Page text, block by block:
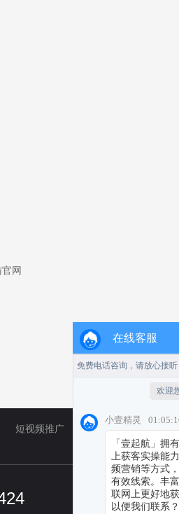
网
短视频推广 TikTok
在线客服